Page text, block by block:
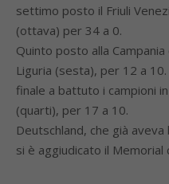
settimo posto il Friuli
(ottava) per 34 a 0.
Quinto posto alla
Liguria (sesta), per 12 a
finale a battuto i campioni
(quarti), per 17 a 10.
Deutschland, che già
si è aggiudicato il Memorial